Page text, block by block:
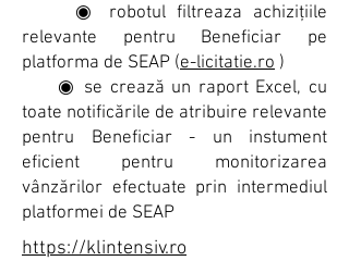
◉ robotul filtreaza achizițiile
relevante pentru Beneficiar pe
platforma de SEAP (e-licitatie.ro )
◉ se crează un raport Excel, cu
toate notificările de atribuire relevante
pentru Beneficiar - un instument
eficient pentru monitorizarea
vânzărilor efectuate prin intermediul
platformei de SEAP
https://klintensiv.ro